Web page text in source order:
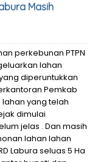
Masih
perkebunan PTPN
lahan
diperuntukkan
Pemkab
lahan yang telah
dimulai
jelas . Dan masih
lahan lahan
Labura seluas 5 Ha